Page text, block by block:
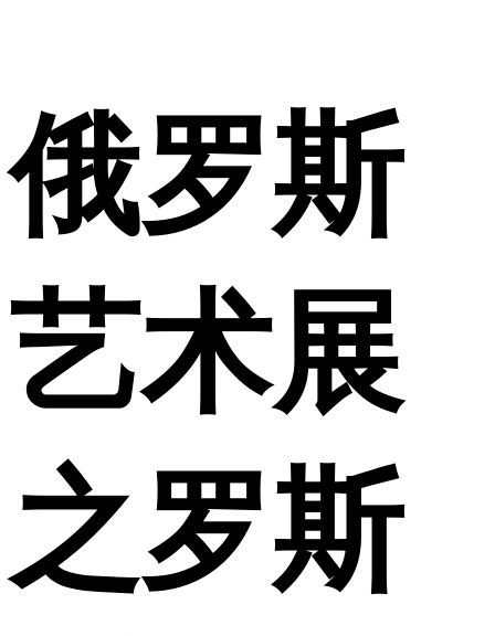
俄罗斯
艺术展
之罗斯